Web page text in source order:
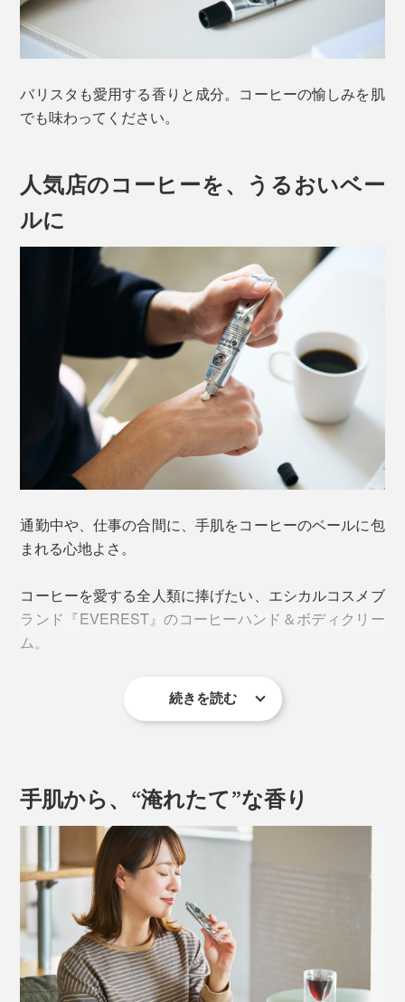
バリスタも愛用する香りと成分。コーヒーの愉しみを肌
でも味わってください。
人気店のコーヒーを、うるおいベー
ルに
通勤中や、仕事の合間に、手肌をコーヒーのベールに包
まれる心地よさ。
コーヒーを愛する全人類に捧げたい、エシカルコスメブ
ランド『EVEREST』のコーヒーハンド＆ボディクリー
ム。
そのはじまりは、東京・渋谷にある人気コーヒーショッ
続きを読む
手肌から、“淹れたて”な香り